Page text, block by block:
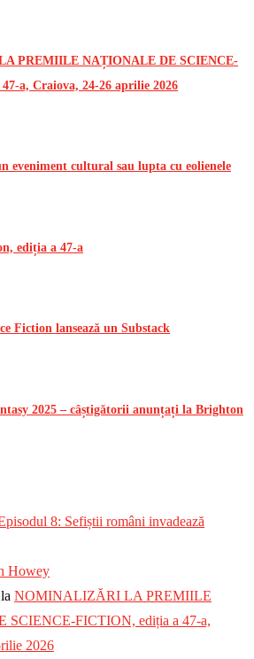
PREMIILE NAȚIONALE DE SCIENCE-
a, Craiova, 24-26 aprilie 2026
eveniment cultural sau lupta cu eolienele
ediția a 47-a
Fiction lansează un Substack
2025 – câștigătorii anunțați la Brighton
8: Sefiștii români invadează
Howey
la NOMINALIZĂRI LA PREMIILE
FICTION, ediția a 47-a,
2026